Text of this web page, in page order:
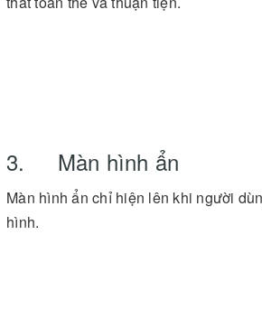
3. Màn hình ẩn
Màn hình ẩn chỉ hiện lên khi người
hình.